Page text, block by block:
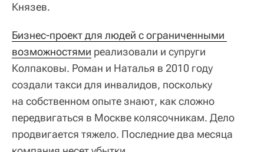
Князев.
Бизнес-проект для людей с ограниченными
возможностями реализовали и супруги
Колпаковы. Роман и Наталья в 2010 году
создали такси для инвалидов, поскольку
на собственном опыте знают, как сложно
передвигаться в Москве колясочникам. Дело
продвигается тяжело. Последние два месяца